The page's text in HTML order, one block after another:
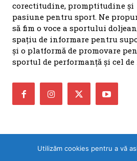
corectitudine, promptitudine și
pasiune pentru sport. Ne
să fim o voce a sportului
spațiu de informare pentru
și o platformă de promovare
sportul de performanță și cel de
Utilizăm cookies pentru a vă